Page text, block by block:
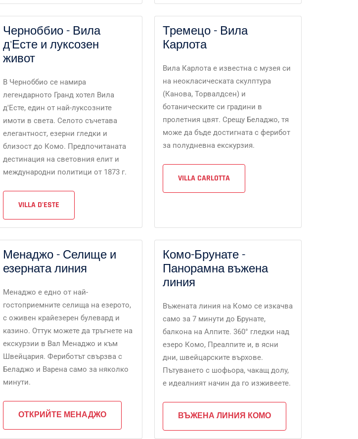
Черноббио - Вила
д'Есте и луксозен
живот
В Черноббио се намира
легендарното Гранд хотел Вила
д'Есте, един от най-луксозните
имоти в света. Селото съчетава
елегантност, езерни гледки и
близост до Комо. Предпочитаната
дестинация на световния елит и
международни политици от 1873 г.
VILLA D'ESTE
Тремецо - Вила
Карлота
Вила Карлота е известна с музея си
на неокласическата скулптура
(Канова, Торвалдсен) и
ботаническите си градини в
пролетния цвят. Срещу Беладжо, тя
може да бъде достигната с ферибот
за полудневна екскурзия.
VILLA CARLOTTA
Менаджо - Селище и
езерната линия
Менаджо е едно от най-
гостоприемните селища на езерото,
с оживен крайезерен булевард и
казино. Оттук можете да тръгнете на
екскурзии в Вал Менаджо и към
Швейцария. Фериботът свързва с
Беладжо и Варена само за няколко
минути.
ОТКРИЙТЕ МЕНАДЖО
Комо-Брунате -
Панорамна въжена
линия
Въжената линия на Комо се изкачва
само за 7 минути до Брунате,
балкона на Алпите. 360° гледки над
езеро Комо, Преалпите и, в ясни
дни, швейцарските върхове.
Пътуването с шофьора, чакащ долу,
е идеалният начин да го изживеете.
ВЪЖЕНА ЛИНИЯ КОМО